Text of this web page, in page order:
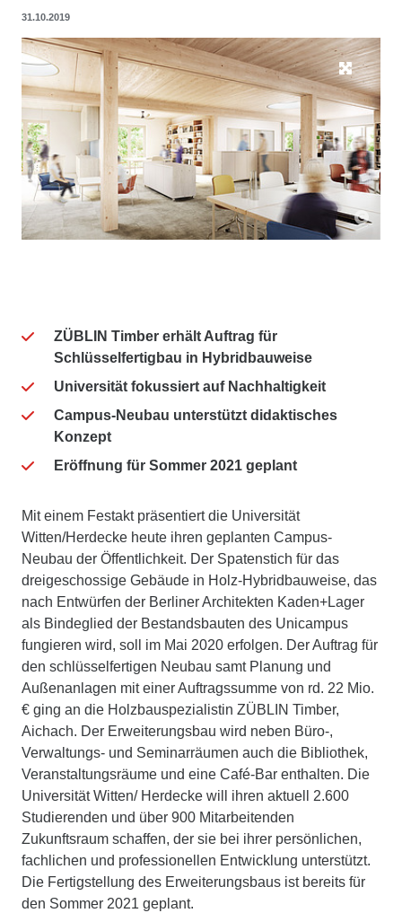
31.10.2019
ZÜBLIN Timber erhält Auftrag für
Schlüsselfertigbau in Hybridbauweise
Universität fokussiert auf Nachhaltigkeit
Campus-Neubau unterstützt didaktisches
Konzept
Eröffnung für Sommer 2021 geplant
Mit einem Festakt präsentiert die Universität
Witten/Herdecke heute ihren geplanten Campus-
Neubau der Öffentlichkeit. Der Spatenstich für das
dreigeschossige Gebäude in Holz-Hybridbauweise, das
nach Entwürfen der Berliner Architekten Kaden+Lager
als Bindeglied der Bestandsbauten des Unicampus
fungieren wird, soll im Mai 2020 erfolgen. Der Auftrag für
den schlüsselfertigen Neubau samt Planung und
Außenanlagen mit einer Auftragssumme von rd. 22 Mio.
€ ging an die Holzbauspezialistin ZÜBLIN Timber,
Aichach. Der Erweiterungsbau wird neben Büro-,
Verwaltungs- und Seminarräumen auch die Bibliothek,
Veranstaltungsräume und eine Café-Bar enthalten. Die
Universität Witten/ Herdecke will ihren aktuell 2.600
Studierenden und über 900 Mitarbeitenden
Zukunftsraum schaffen, der sie bei ihrer persönlichen,
fachlichen und professionellen Entwicklung unterstützt.
Die Fertigstellung des Erweiterungsbaus ist bereits für
den Sommer 2021 geplant.